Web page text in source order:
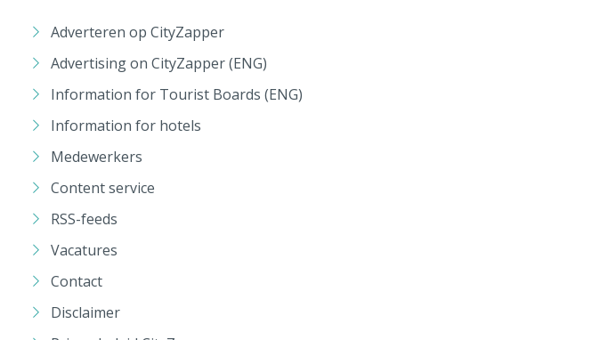
Adverteren op CityZapper
Advertising on CityZapper (ENG)
Information for Tourist Boards (ENG)
Information for hotels
Medewerkers
Content service
RSS-feeds
Vacatures
Contact
Disclaimer